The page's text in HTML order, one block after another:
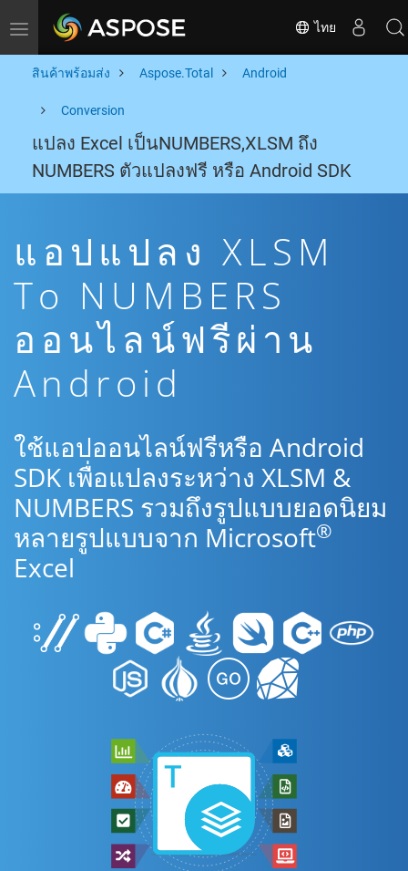
Toggle navigation ไทย
สินค้าพร้อมส่ง Aspose.Total Android
Conversion
แปลง Excel เป็นNUMBERS,XLSM ถึง
NUMBERS ตัวแปลงฟรี หรือ Android SDK
แอปแปลง XLSM
To NUMBERS
ออนไลน์ฟรีผ่าน
Android
ใช้แอปออนไลน์ฟรีหรือ Android
SDK เพื่อแปลงระหว่าง XLSM &
NUMBERS รวมถึงรูปแบบยอดนิยม
หลายรูปแบบจาก Microsoft®
Excel